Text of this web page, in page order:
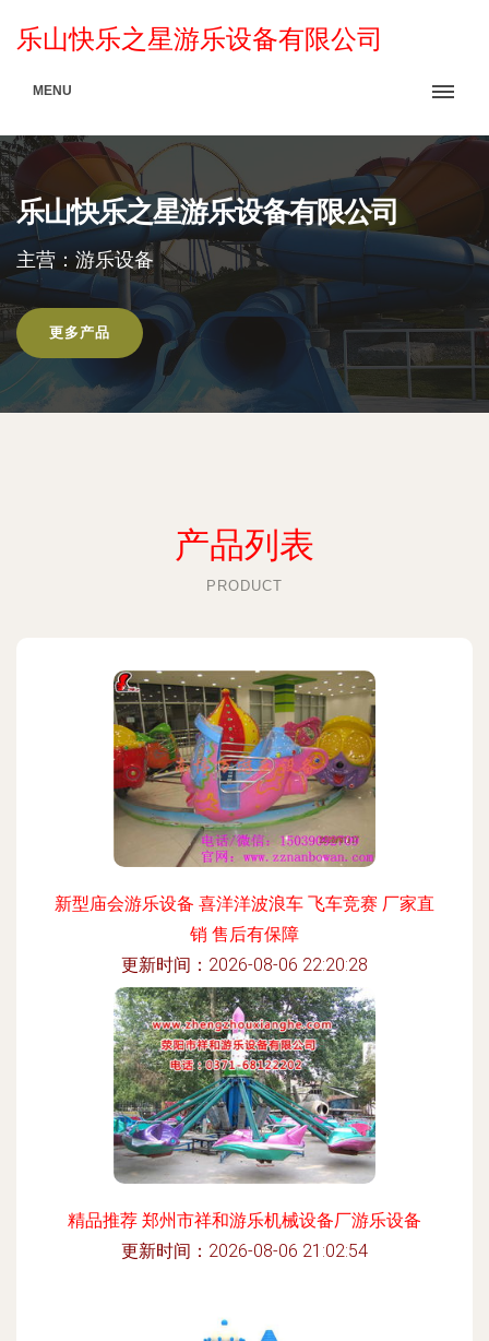
乐山快乐之星游乐设备有限公司
MENU
乐山快乐之星游乐设备有限公司
主营：游乐设备
更多产品
产品列表
PRODUCT
新型庙会游乐设备 喜洋洋波浪车 飞车竞赛 厂家直
销 售后有保障
更新时间：2026-08-06 22:20:28
精品推荐 郑州市祥和游乐机械设备厂游乐设备
更新时间：2026-08-06 21:02:54